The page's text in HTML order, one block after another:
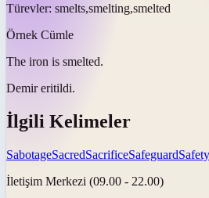
Türevler: smelts,smelting,smelted
Örnek Cümle
The iron is smelted.
Demir eritildi.
İlgili Kelimeler
SabotageSacredSacrificeSafeguardSafety
İletişim Merkezi (09.00 - 22.00)